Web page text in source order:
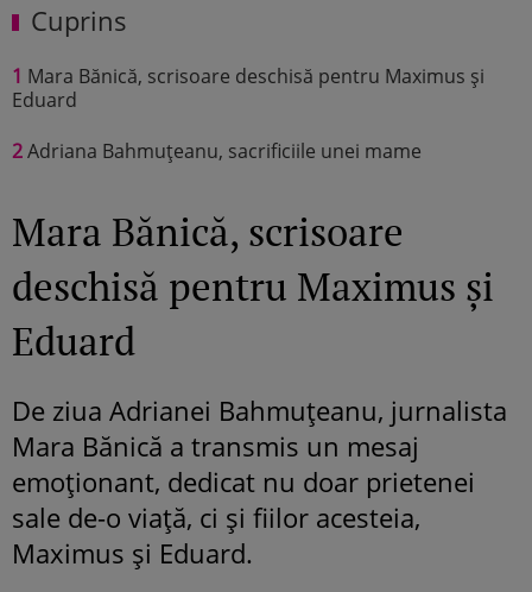
Cuprins
1 Mara Bănică, scrisoare deschisă pentru Maximus și
Eduard
2Adriana Bahmuțeanu, sacrificiile unei mame
Mara Bănică, scrisoare
deschisă pentru Maximus și
Eduard
De ziua Adrianei Bahmuțeanu, jurnalista
Mara Bănică a transmis un mesaj
emoționant, dedicat nu doar prietenei
sale de-o viață, ci și fiilor acesteia,
Maximus și Eduard.